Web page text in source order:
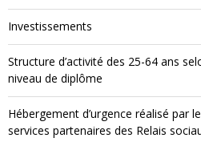
Investissements
Structure d’activité des 25-64 ans
niveau de diplôme
Hébergement d’urgence réalisé par
services partenaires des Relais